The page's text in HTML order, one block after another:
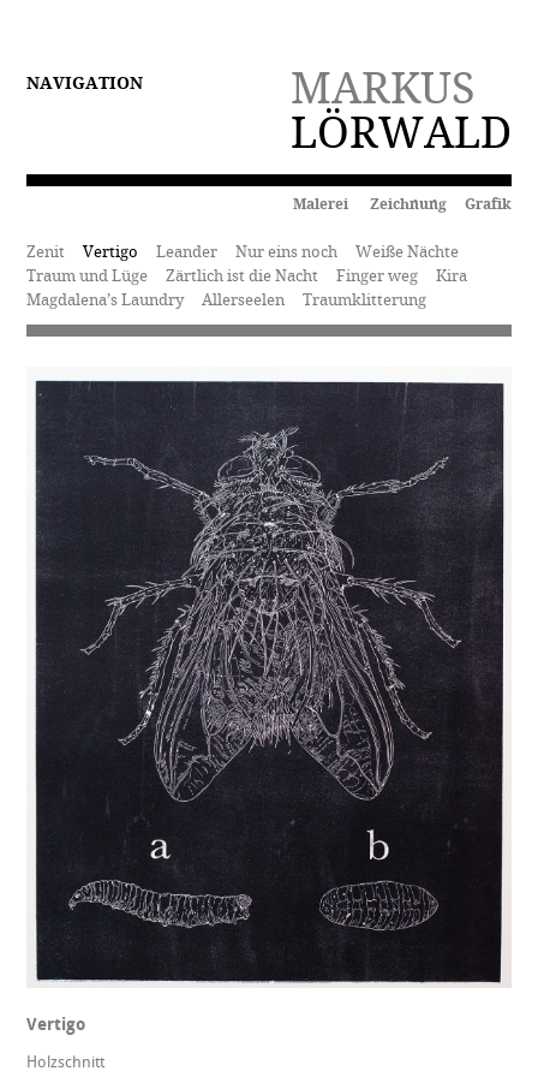
MARKUS
LÖRWALD
NAVIGATION
Malerei Zeichnung Grafik
Zenit Vertigo Leander Nur eins noch
Weiße Nächte
Traum und Lüge
Zärtlich ist die Nacht Finger weg
Kira
Magdalena’s Laundry
Allerseelen Traumklitterung
Vertigo
Holzschnitt